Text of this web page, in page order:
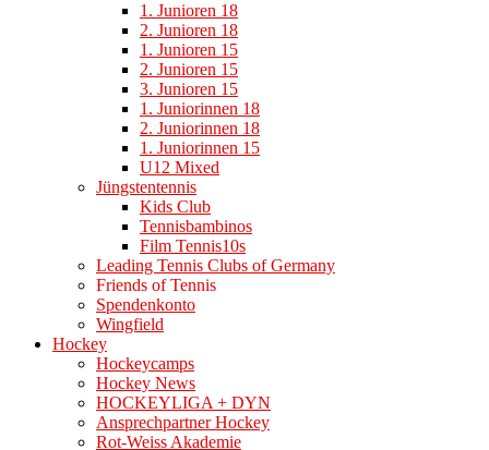
1. Junioren 18
2. Junioren 18
1. Junioren 15
2. Junioren 15
3. Junioren 15
1. Juniorinnen 18
2. Juniorinnen 18
1. Juniorinnen 15
U12 Mixed
Jüngstentennis
Kids Club
Tennisbambinos
Film Tennis10s
Leading Tennis Clubs of Germany
Friends of Tennis
Spendenkonto
Wingfield
Hockey
Hockeycamps
Hockey News
HOCKEYLIGA + DYN
Ansprechpartner Hockey
Rot-Weiss Akademie